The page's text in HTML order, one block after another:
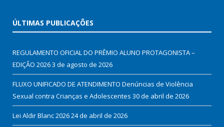
ÚLTIMAS PUBLICAÇÕES
REGULAMENTO OFICIAL DO PRÊMIO ALUNO PROTAGONISTA –
EDIÇÃO 20263 de agosto de 2026
FLUXO UNIFICADO DE ATENDIMENTO Denúncias de Violência
Sexual contra Crianças e Adolescentes 30 de abril de 2026
Lei Aldir Blanc 202624 de abril de 2026